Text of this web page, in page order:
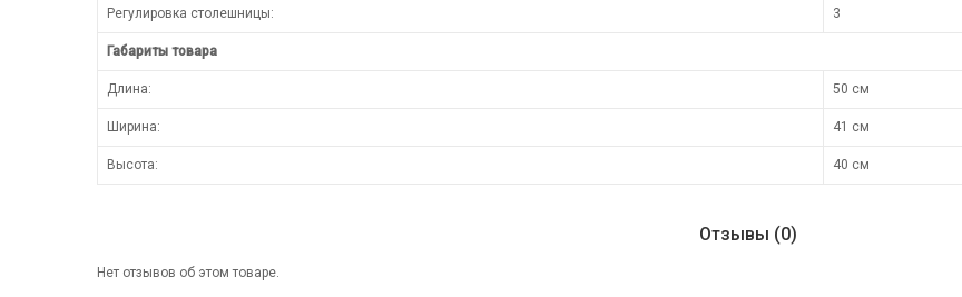
Регулировка столешницы: 3
Габариты товара
Длина: 50 см
Ширина: 41 см
Высота: 40 см
Отзывы (0)
Нет отзывов об этом товаре.